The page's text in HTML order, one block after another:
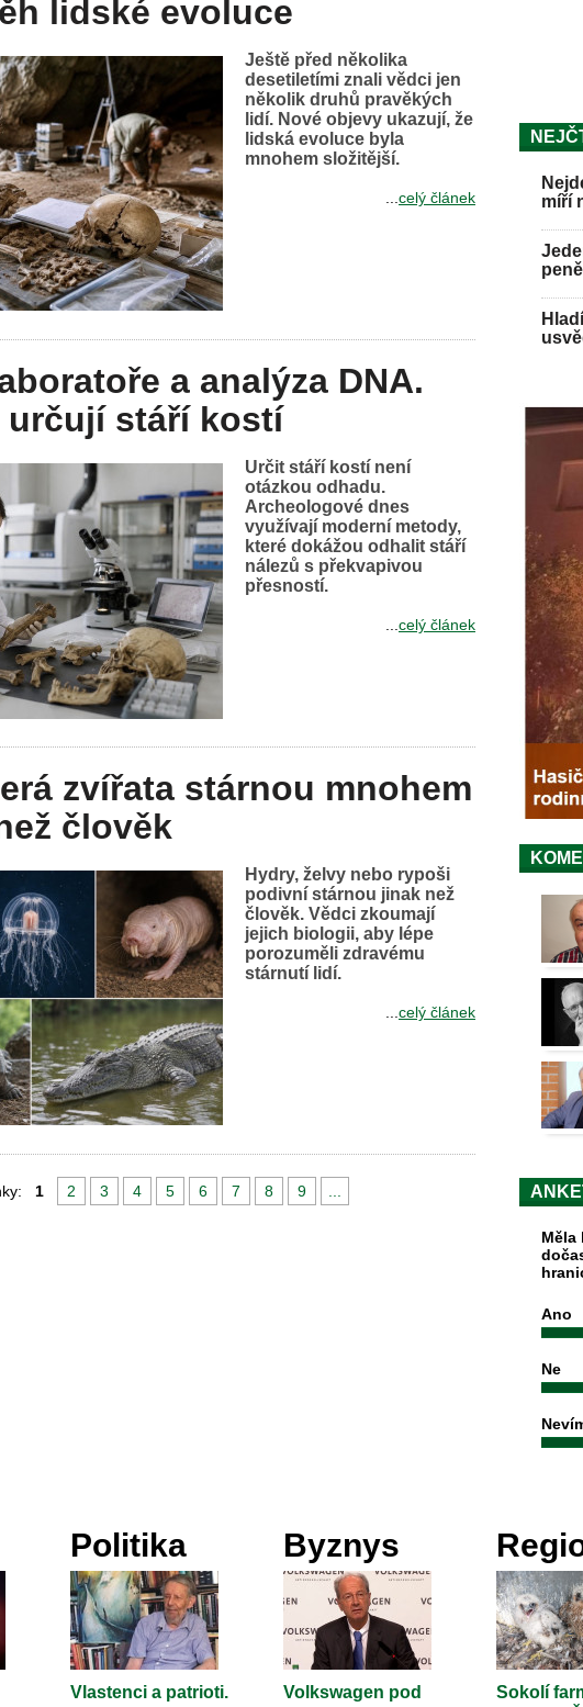
lidské evoluce
Ještě před několika
desetiletími znali vědci jen
několik druhů pravěkých
lidí. Nové objevy ukazují, že
lidská evoluce byla
mnohem složitější.
...celý článek
a analýza DNA.
určují stáří kostí
Určit stáří kostí není
otázkou odhadu.
Archeologové dnes
využívají moderní metody,
které dokážou odhalit stáří
nálezů s překvapivou
přesností.
...celý článek
zvířata stárnou mnohem
člověk
Hydry, želvy nebo rypoši
podivní stárnou jinak než
člověk. Vědci zkoumají
jejich biologii, aby lépe
porozuměli zdravému
stárnutí lidí.
...celý článek
1 2 3 4 5 6 7 8 9
míří
Měla
Ano
Ne
Politika
Vlastenci a patrioti.
Byznys
Volkswagen pod
Sokolí